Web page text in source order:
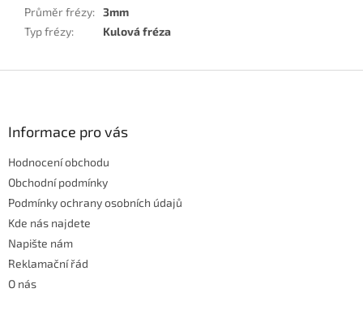
Průměr frézy: 3mm
Typ frézy: Kulová fréza
Informace pro vás
Hodnocení obchodu
Obchodní podmínky
Podmínky ochrany osobních údajů
Kde nás najdete
Napište nám
Reklamační řád
O nás